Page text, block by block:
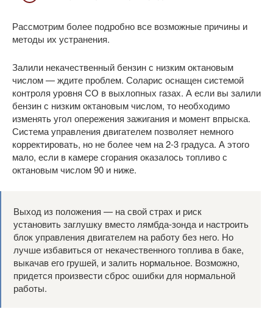
Рассмотрим более подробно все возможные причины и
методы их устранения.
Залили некачественный бензин с низким октановым
числом — ждите проблем. Соларис оснащен системой
контроля уровня СО в выхлопных газах. А если вы залили
бензин с низким октановым числом, то необходимо
изменять угол опережения зажигания и момент впрыска.
Система управления двигателем позволяет немного
корректировать, но не более чем на 2-3 градуса. А этого
мало, если в камере сгорания оказалось топливо с
октановым числом 90 и ниже.
Выход из положения — на свой страх и риск
установить заглушку вместо лямбда-зонда и настроить
блок управления двигателем на работу без него. Но
лучше избавиться от некачественного топлива в баке,
выкачав его грушей, и залить нормальное. Возможно,
придется произвести сброс ошибки для нормальной
работы.